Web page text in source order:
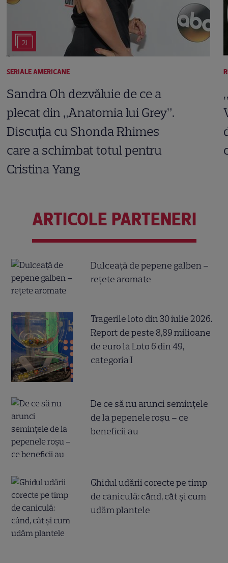
21
SERIALE AMERICANE
Sandra Oh dezvăluie de ce a
plecat din „Anatomia lui Grey”.
Discuția cu Shonda Rhimes
care a schimbat totul pentru
Cristina Yang
ARTICOLE PARTENERI
Dulceață de pepene galben –
rețete aromate
Tragerile loto din 30 iulie 2026.
Report de peste 8,89 milioane
de euro la Loto 6 din 49,
categoria I
De ce să nu arunci semințele
de la pepenele roșu – ce
beneficii au
Ghidul udării corecte pe timp
de caniculă: când, cât şi cum
udăm plantele